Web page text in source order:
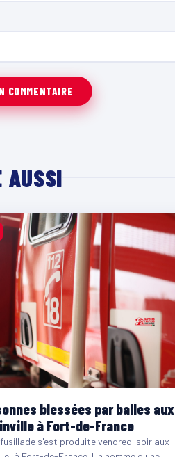
AUSSI
blessées par balles aux
à Fort-de-France
fusillade s'est produite vendredi soir aux